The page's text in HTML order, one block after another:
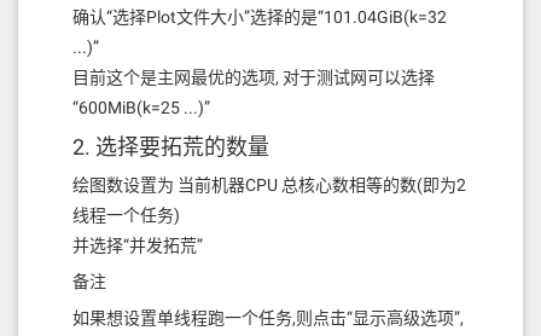
确认“选择Plot文件大小”选择的是“101.04GiB(k=32
...)”
目前这个是主网最优的选项, 对于测试网可以选择
“600MiB(k=25 ...)”
2. 选择要拓荒的数量
绘图数设置为 当前机器CPU 总核心数相等的数(即为2
线程一个任务)
并选择“并发拓荒”
备注
如果想设置单线程跑一个任务,则点击“显示高级选项”,